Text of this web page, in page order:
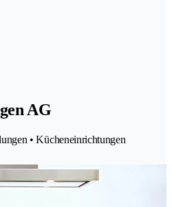
AG
• Kücheneinrichtungen